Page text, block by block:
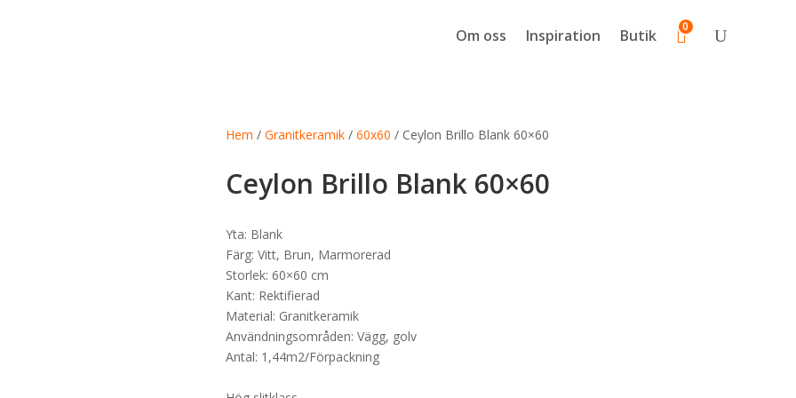
Om oss Inspiration Butik 0
Hem / Granitkeramik/ 60x60 / Ceylon Brillo Blank 60×60
Ceylon Brillo Blank 60×60
Yta: Blank
Färg: Vitt, Brun, Marmorerad
Storlek: 60×60 cm
Kant: Rektifierad
Material: Granitkeramik
Användningsområden: Vägg, golv
Antal: 1,44m2/Förpackning